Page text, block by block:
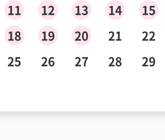
11 12 13 14
15
18 19 20 21
22
25 26 27 28
29